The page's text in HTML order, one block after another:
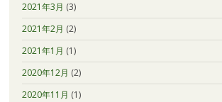
2021年3月 (3)
2021年2月 (2)
2021年1月 (1)
2020年12月 (2)
2020年11月 (1)